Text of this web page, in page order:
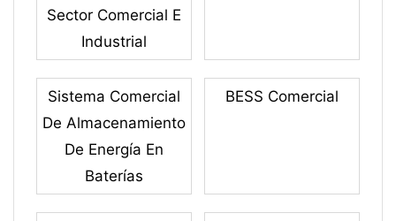
Sector Comercial E
Industrial
Sistema Comercial
De Almacenamiento
De Energía En
Baterías
BESS Comercial